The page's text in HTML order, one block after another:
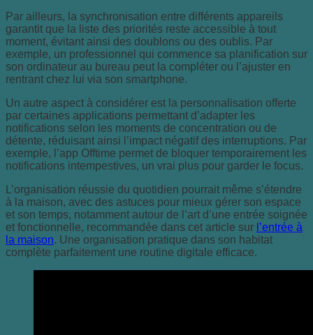
Par ailleurs, la synchronisation entre différents appareils
garantit que la liste des priorités reste accessible à tout
moment, évitant ainsi des doublons ou des oublis. Par
exemple, un professionnel qui commence sa planification sur
son ordinateur au bureau peut la compléter ou l’ajuster en
rentrant chez lui via son smartphone.
Un autre aspect à considérer est la personnalisation offerte
par certaines applications permettant d’adapter les
notifications selon les moments de concentration ou de
détente, réduisant ainsi l’impact négatif des interruptions. Par
exemple, l’app Offtime permet de bloquer temporairement les
notifications intempestives, un vrai plus pour garder le focus.
L’organisation réussie du quotidien pourrait même s’étendre
à la maison, avec des astuces pour mieux gérer son espace
et son temps, notamment autour de l’art d’une entrée soignée
et fonctionnelle, recommandée dans cet article sur l’entrée à
la maison. Une organisation pratique dans son habitat
complète parfaitement une routine digitale efficace.